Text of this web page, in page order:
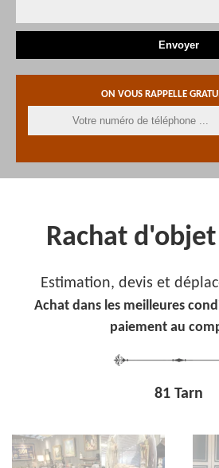
ON VOUS RAPPELLE
Rachat
Estimation, devis et
Achat dans les meilleures
paiement au
81 Tarn